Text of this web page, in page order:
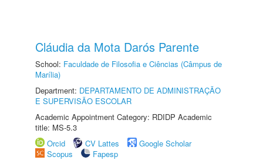
Cláudia da Mota Darós Parente
School: Faculdade de Filosofia e Ciências (Câmpus de
Marília)
Department: DEPARTAMENTO DE ADMINISTRAÇÃO
E SUPERVISÃO ESCOLAR
Academic Appointment Category: RDIDP Academic
title: MS-5.3
Orcid
CV Lattes
Google Scholar
Scopus
Fapesp